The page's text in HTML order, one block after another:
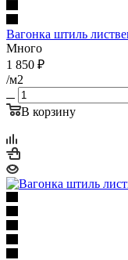
Вагонка штиль
Много
1 850 ₽
/м2
В корзину